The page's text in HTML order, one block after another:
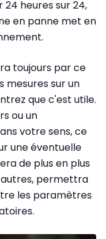
heures sur 24,
en panne met en
toujours par ce
mesures sur un
que c'est utile.
ou un
votre sens, ce
une éventuelle
de plus en plus
permettra
les paramètres